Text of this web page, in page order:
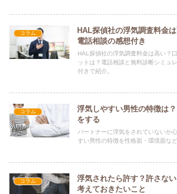
コラム
HAL探偵社の浮気調査料金
電話相談の感想付き
HAL探偵社の浮気調査料金は高い？
ットは？電話相談と無料診断シミュ
付きで紹介。
コラム
浮気しやすい男性の特徴は
をする
パートナーに浮気をされていないか
すい男性の特徴を性格面・環境面など
コラム
浮気されたら許す？許さな
考えておきたいこと